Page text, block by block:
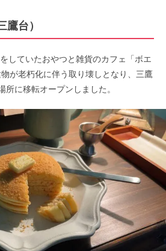
鷹台）
していたおやつと雑貨のカフェ「ボエ
が老朽化に伴う取り壊しとなり、三鷹
所に移転オープンしました。